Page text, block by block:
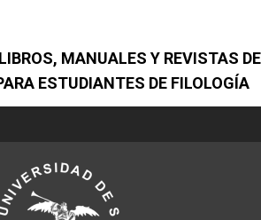
MANUALES Y REVISTAS DE
ESTUDIANTES DE FILOLOGÍA